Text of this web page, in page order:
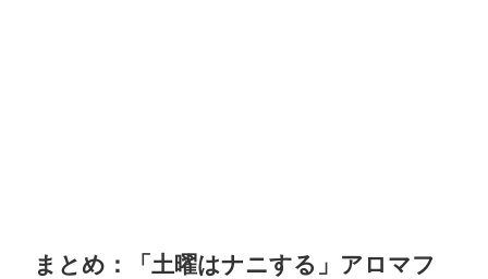
まとめ：「土曜はナニする」アロマフ